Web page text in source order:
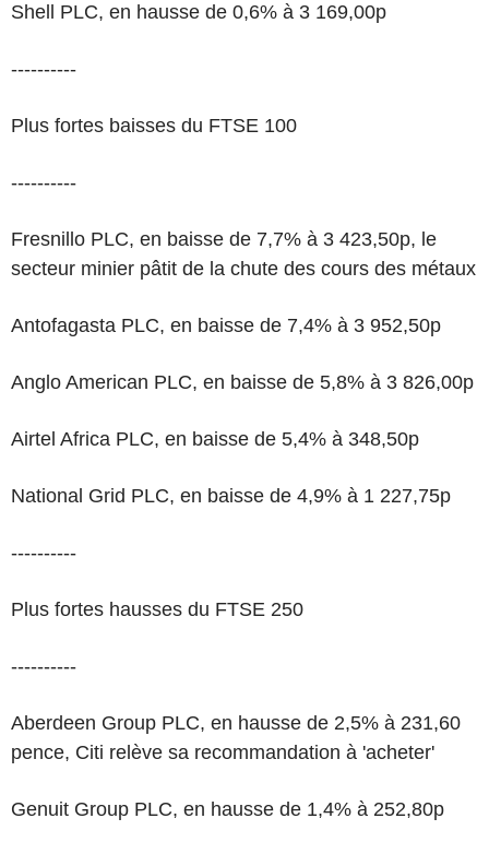
Shell PLC, en hausse de 0,6% à 3 169,00p
----------
Plus fortes baisses du FTSE 100
----------
Fresnillo PLC, en baisse de 7,7% à 3 423,50p, le
secteur minier pâtit de la chute des cours des métaux
Antofagasta PLC, en baisse de 7,4% à 3 952,50p
Anglo American PLC, en baisse de 5,8% à 3 826,00p
Airtel Africa PLC, en baisse de 5,4% à 348,50p
National Grid PLC, en baisse de 4,9% à 1 227,75p
----------
Plus fortes hausses du FTSE 250
----------
Aberdeen Group PLC, en hausse de 2,5% à 231,60
pence, Citi relève sa recommandation à 'acheter'
Genuit Group PLC, en hausse de 1,4% à 252,80p